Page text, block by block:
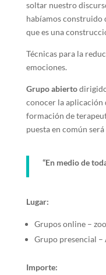
soltar nuestro
habíamos construido
que es una
Técnicas para la
emociones.
Grupo abiertodirigido
conocer la aplicación
formación de
puesta en común
“En medio de
Lugar:
Grupos online –
Grupo presencial –
Importe: